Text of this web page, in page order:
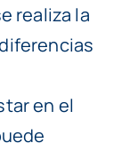
realiza la
en el